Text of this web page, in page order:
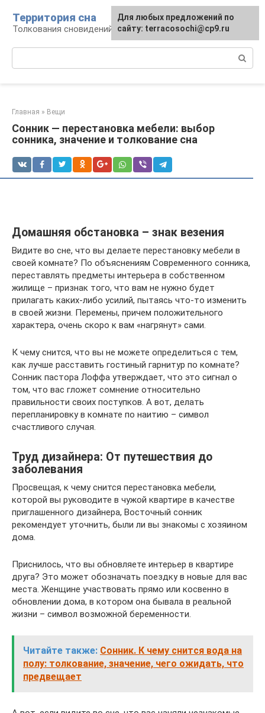
контенту
Территория сна
Толкования сновидений
Главная » Вещи
Сонник — перестановка мебели: выбор
сонника, значение и толкование сна
Домашняя обстановка – знак везения
Видите во сне, что вы делаете перестановку мебели в
своей комнате? По объяснениям Современного сонника,
переставлять предметы интерьера в собственном
жилище – признак того, что вам не нужно будет
прилагать каких-либо усилий, пытаясь что-то изменить
в своей жизни. Перемены, причем положительного
характера, очень скоро к вам «нагрянут» сами.
К чему снится, что вы не можете определиться с тем,
как лучше расставить гостиный гарнитур по комнате?
Сонник пастора Лоффа утверждает, что это сигнал о
том, что вас гложет сомнение относительно
правильности своих поступков. А вот, делать
перепланировку в комнате по наитию – символ
счастливого случая.
Труд дизайнера: От путешествия до
заболевания
Просвещая, к чему снится перестановка мебели,
которой вы руководите в чужой квартире в качестве
приглашенного дизайнера, Восточный сонник
рекомендует уточнить, были ли вы знакомы с хозяином
дома.
Приснилось, что вы обновляете интерьер в квартире
друга? Это может обозначать поездку в новые для вас
места. Женщине участвовать прямо или косвенно в
обновлении дома, в котором она бывала в реальной
жизни – символ возможной беременности.
Читайте также: Сонник. К чему снится вода на
полу: толкование, значение, чего ожидать, что
предвещает
Для любых предложений по
сайту: terracosochi@cp9.ru